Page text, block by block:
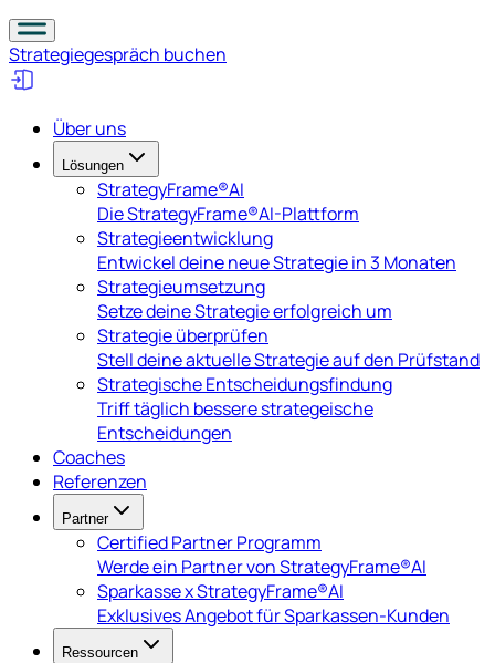
Strategiegespräch buchen
Über uns
Lösungen
StrategyFrame®AI
Die StrategyFrame®AI-Plattform
Strategieentwicklung
Entwickel deine neue Strategie in 3 Monaten
Strategieumsetzung
Setze deine Strategie erfolgreich um
Strategie überprüfen
Stell deine aktuelle Strategie auf den Prüfstand
Strategische Entscheidungsfindung
Triff täglich bessere strategeische
Entscheidungen
Coaches
Referenzen
Partner
Certified Partner Programm
Werde ein Partner von StrategyFrame®AI
Sparkasse x StrategyFrame®AI
Exklusives Angebot für Sparkassen-Kunden
Ressourcen